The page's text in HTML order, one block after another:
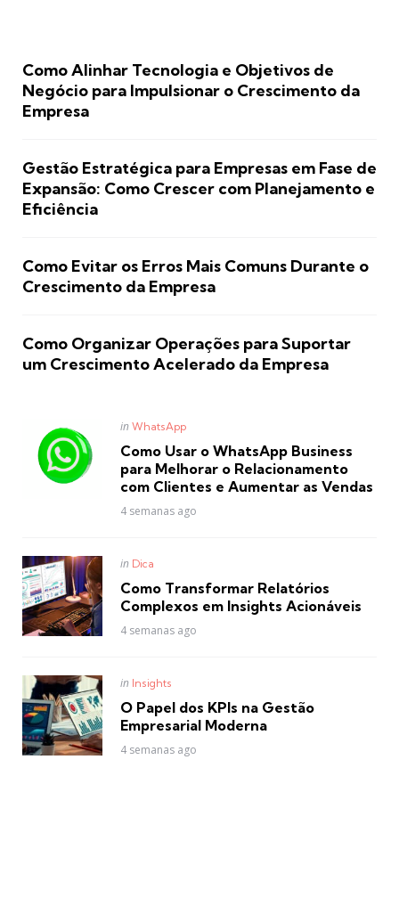
Como Alinhar Tecnologia e Objetivos de
Negócio para Impulsionar o Crescimento da
Empresa
Gestão Estratégica para Empresas em Fase de
Expansão: Como Crescer com Planejamento e
Eficiência
Como Evitar os Erros Mais Comuns Durante o
Crescimento da Empresa
Como Organizar Operações para Suportar
um Crescimento Acelerado da Empresa
Posted
in WhatsApp
Como Usar o WhatsApp Business
para Melhorar o Relacionamento
com Clientes e Aumentar as Vendas
4 semanas ago
Posted
in Dica
Como Transformar Relatórios
Complexos em Insights Acionáveis
4 semanas ago
Posted
in Insights
O Papel dos KPIs na Gestão
Empresarial Moderna
4 semanas ago